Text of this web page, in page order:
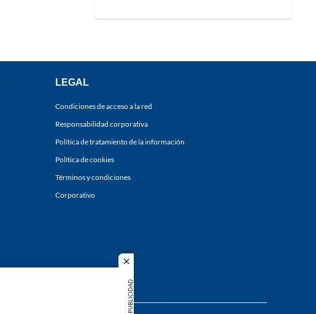
close
PUBLICIDAD
LEGAL
Condiciones de acceso a la red
Responsabilidad corporativa
Política de tratamiento de la información
Política de cookies
Términos y condiciones
Corporativo